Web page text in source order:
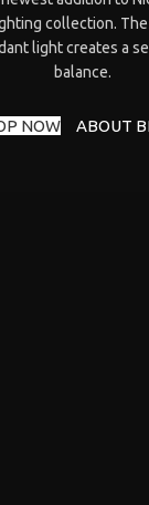
collection.
light creates a
balance.
NOW ABOUT